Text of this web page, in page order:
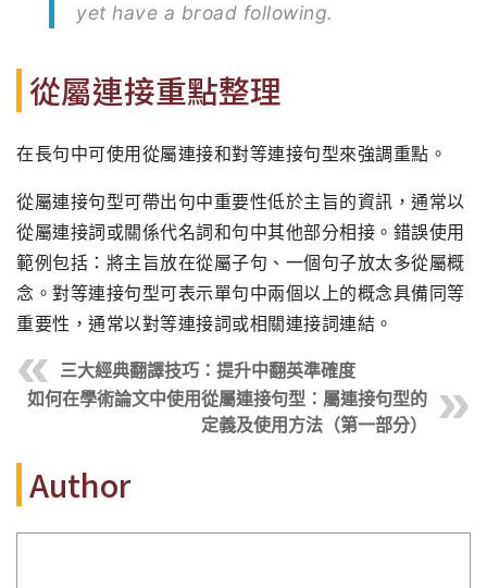
yet have a broad following.
從屬連接重點整理
在長句中可使用從屬連接和對等連接句型來強調重點。
從屬連接句型可帶出句中重要性低於主旨的資訊，通常以
從屬連接詞或關係代名詞和句中其他部分相接。錯誤使用
範例包括：將主旨放在從屬子句、一個句子放太多從屬概
念。對等連接句型可表示單句中兩個以上的概念具備同等
重要性，通常以對等連接詞或相關連接詞連結。
三大經典翻譯技巧：提升中翻英準確度
如何在學術論文中使用從屬連接句型：屬連接句型的
定義及使用方法（第一部分）
Author